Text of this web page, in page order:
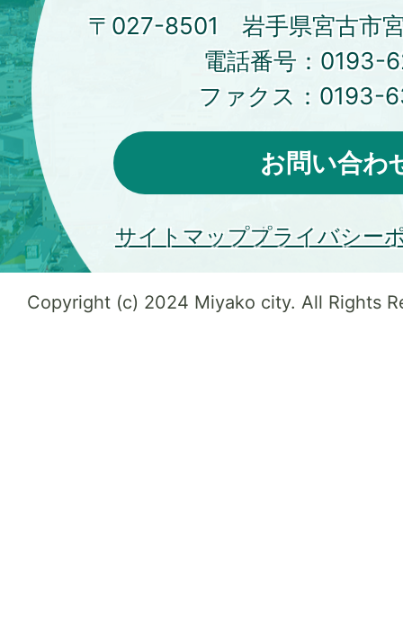
〒027-8501 岩手県宮古市
電話番号： 0193-
ファクス： 0193-
お問い合わ
サイトマッププライバシー
Copyright (c) 2024 Miyako city. All Rights